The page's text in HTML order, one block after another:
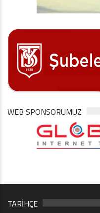
WEB SPONSORUMUZ
TARİHÇE